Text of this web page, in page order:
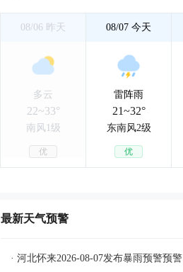
08/06 昨天
多云
22~33°
南风1级
优
08/07 今天
雷阵雨
21~32°
东南风2级
优
最新天气预警
· 河北怀来2026-08-07发布暴雨预警预警